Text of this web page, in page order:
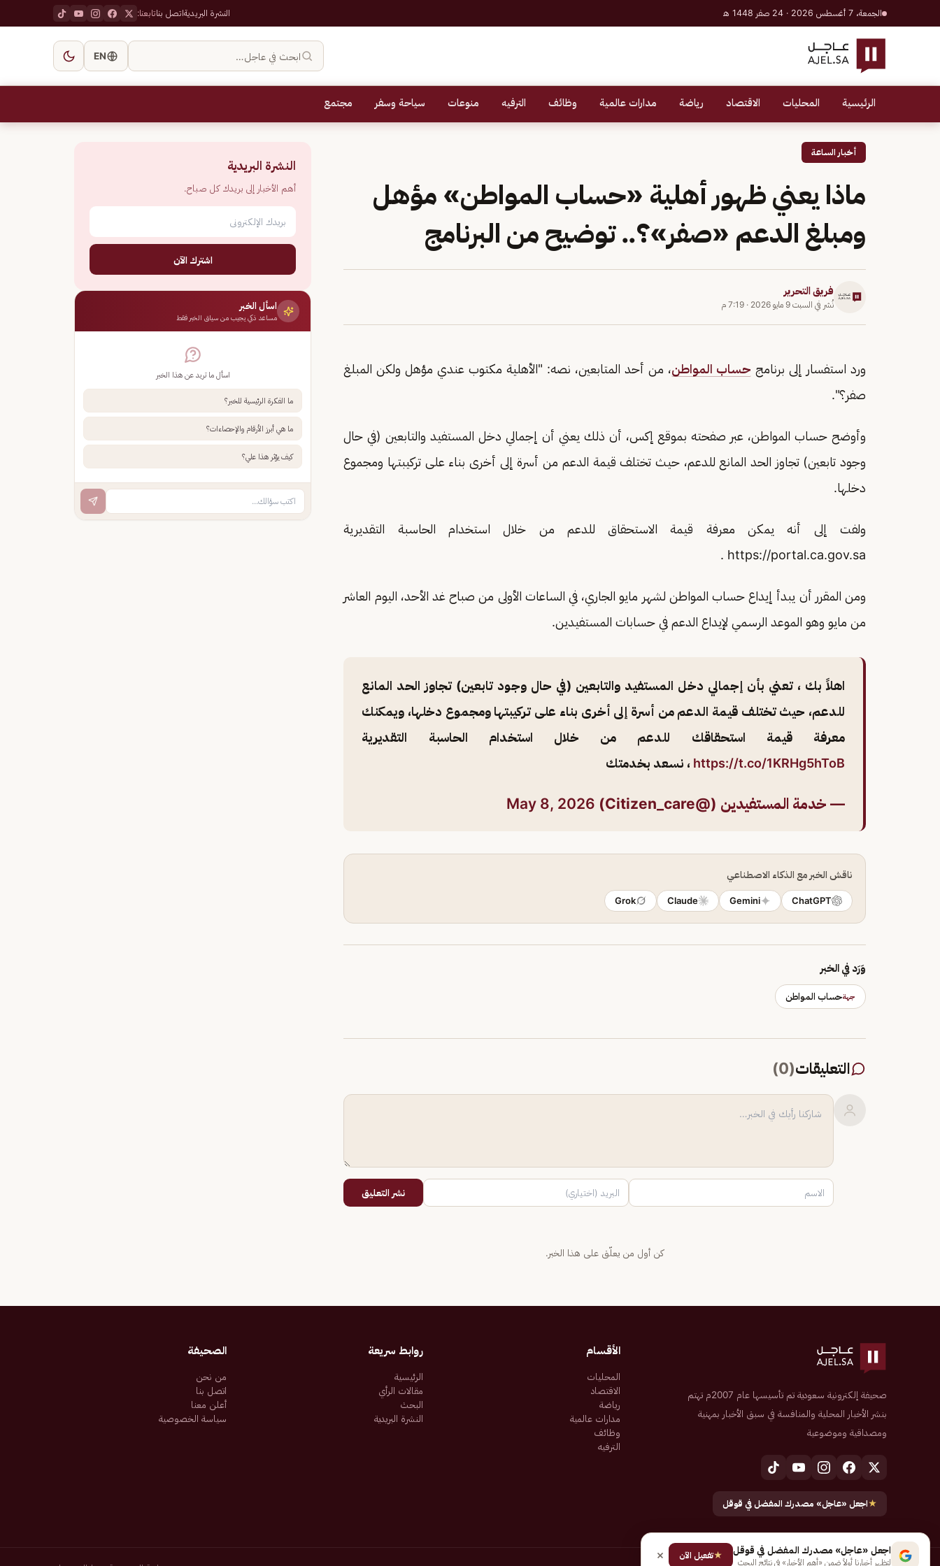
الجمعة، 7 أغسطس 2026 · 24 صفر 1448 هـ النشرة البريديةاتصل بناتابعنا:
ابحث في عاجل… EN
الرئيسية المحليات الاقتصاد رياضة مدارات عالمية وظائف الترفيه منوعات سياحة وسفر مجتمع
أخبار الساعة
ماذا يعني ظهور أهلية «حساب المواطن» مؤهل
ومبلغ الدعم «صفر»؟.. توضيح من البرنامج
فريق التحرير
نُشر في السبت 9 مايو 2026 · 7:19 م
ورد استفسار إلى برنامج حساب المواطن، من أحد المتابعين، نصه: "الأهلية مكتوب عندي مؤهل ولكن المبلغ
صفر؟".
وأوضح حساب المواطن، عبر صفحته بموقع إكس، أن ذلك يعني أن إجمالي دخل المستفيد والتابعين (في حال
وجود تابعين) تجاوز الحد المانع للدعم، حيث تختلف قيمة الدعم من أسرة إلى أخرى بناء على تركيبتها ومجموع
دخلها.
ولفت إلى أنه يمكن معرفة قيمة الاستحقاق للدعم من خلال استخدام الحاسبة التقديرية
https://portal.ca.gov.sa .
ومن المقرر أن يبدأ إيداع حساب المواطن لشهر مايو الجاري، في الساعات الأولى من صباح غد الأحد، اليوم العاشر
من مايو وهو الموعد الرسمي لإيداع الدعم في حسابات المستفيدين.
اهلاً بك ، تعني بأن إجمالي دخل المستفيد والتابعين (في حال وجود تابعين) تجاوز الحد المانع
للدعم، حيث تختلف قيمة الدعم من أسرة إلى أخرى بناء على تركيبتها ومجموع دخلها، ويمكنك
معرفة قيمة استحقاقك للدعم من خلال استخدام الحاسبة التقديرية
https://t.co/1KRHg5hToB ، نسعد بخدمتك
— خدمة المستفيدين (@Citizen_care) May 8, 2026
ناقش الخبر مع الذكاء الاصطناعي
ChatGPT
Gemini
Claude
Grok
وَرَد في الخبر
جهةحساب المواطن
التعليقات(
0
)
نشر التعليق
كن أول من يعلّق على هذا الخبر.
النشرة البريدية
أهم الأخبار إلى بريدك كل صباح.
اشترك الآن
اسأل الخبر
مساعد ذكي يجيب من سياق الخبر فقط
اسأل ما تريد عن هذا الخبر
ما الفكرة الرئيسية للخبر؟
ما هي أبرز الأرقام والإحصاءات؟
كيف يؤثر هذا علي؟
صحيفة إلكترونية سعودية تم تأسيسها عام 2007م تهتم
بنشر الأخبار المحلية والمنافسة في سبق الأخبار بمهنية
ومصداقية وموضوعية
★اجعل «عاجل» مصدرك المفضل في قوقل
الأقسام
المحليات
الاقتصاد
رياضة
مدارات عالمية
وظائف
الترفيه
روابط سريعة
الرئيسية
مقالات الرأي
البحث
النشرة البريدية
الصحيفة
من نحن
اتصل بنا
أعلن معنا
سياسة الخصوصية
اجعل «عاجل» مصدرك المفضل في قوقل
لتظهر أخبارنا أولاً ضمن «أهم الأخبار» في نتائج البحث
★تفعيل الآن